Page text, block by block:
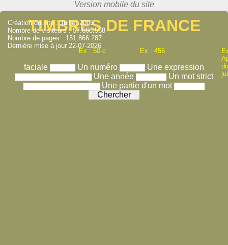
TIMBRES DE FRANCE
Ex : 50 c Ex : 456
faciale Un numéro
Une expression
Une année
Un mot strict
Une partie d'un mot
Création du site : Juillet 2005
Nombre de visiteurs : 57.668.568
Nombre de pages : 151.866.287
Dernière mise à jour 22-07-2026